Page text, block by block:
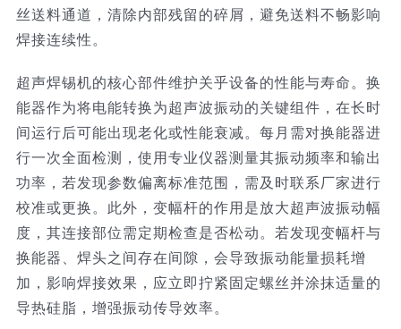
丝送料通道，清除内部残留的碎屑，避免送料不畅影响
焊接连续性。
超声焊锡机的核心部件维护关乎设备的性能与寿命。换
能器作为将电能转换为超声波振动的关键组件，在长时
间运行后可能出现老化或性能衰减。每月需对换能器进
行一次全面检测，使用专业仪器测量其振动频率和输出
功率，若发现参数偏离标准范围，需及时联系厂家进行
校准或更换。此外，变幅杆的作用是放大超声波振动幅
度，其连接部位需定期检查是否松动。若发现变幅杆与
换能器、焊头之间存在间隙，会导致振动能量损耗增
加，影响焊接效果，应立即拧紧固定螺丝并涂抹适量的
导热硅脂，增强振动传导效率。